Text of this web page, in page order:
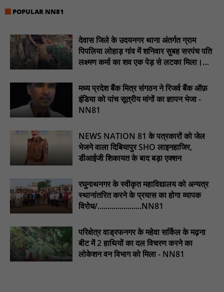
किया शिलान्यास एवं लोकार्पण : NN81
दिए समयबद्ध क्रियान्वयन के निर्देश : NN81
सोलर हाई मास्ट से रोशन हो रहे वनांचल के गांव, नियद नेल्लानार ग्रामों में बढ़ी
सुरक्षा और सुविधा : NN81
सरस्वती साइकिल योजना के तहत 18 छात्राओं को साइकिल वितरण, 'एक पेड़
माँ के नाम' अभियान में हुआ वृक्षारोपण : NN81
रेजिडेंट डॉक्टरों का शांतिपूर्ण आंदोलन जारी, सभी रेजिडेंट्स का लंबित वेतन
टिमरनी नगर व आसपास के ग्रामीण क्षेत्रों के स्कूल वाहन चालकों ने
तहसीलदार को सौंपा ज्ञापन, आज हड़ताल पर रहे सभी वाहन चालक : NN81
मस्तूरी जनपद पंचायत में 131 सरपंचों का प्रशिक्षण संपन्न, वीबी-जी राम-जी
अभियान के बदलावों और तकनीकी प्रबंधन की दी गई विस्तृत जानकारी :
NN81
POPULAR NN81
देवास जिले के उदयनगर थाना अंतर्गत ग्राम
पिपलिया लोहाड़ गांव में शनिवार सुबह सरपंच पति
लक्ष्मण कर्मा का शव एक पेड़ से लटका मिला।
मध्य प्रदेश बैंक मित्र संगठन ने रिजर्व बैंक ऑफ़
इंडिया को पांच सूत्रीय मांगों का ज्ञापन भेजा -
NN81
NEWS NATION 81 के पत्रकारों को जेल
भेजने वाला दिबियापुर SHO लाइनहाजिर,
डीआईजी शिकायत के बाद बड़ा एक्शन
रघुनाथनगर के स्वीकृत महाविद्यालय को अन्यत्र
स्थानांतरित करने के प्रयास का होगा व्यापक
विरोध/......................NN81
परिक्षेत्र वाड्रफनगर के महेवा सर्किल के मढ़ना
बीट में 2 हाथियों का दल विचरण करने का
लोकेशन वन विभाग को मिला - NN81